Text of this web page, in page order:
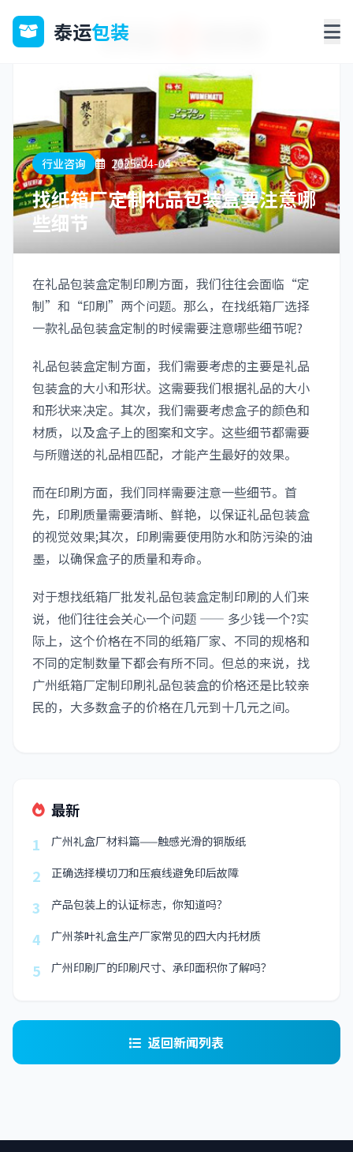
泰运包装
行业咨询 2025-04-04
找纸箱厂定制礼品包装盒要注意哪
些细节
在礼品包装盒定制印刷方面，我们往往会面临“定
制”和“印刷”两个问题。那么，在找纸箱厂选择
一款礼品包装盒定制的时候需要注意哪些细节呢?
礼品包装盒定制方面，我们需要考虑的主要是礼品
包装盒的大小和形状。这需要我们根据礼品的大小
和形状来决定。其次，我们需要考虑盒子的颜色和
材质，以及盒子上的图案和文字。这些细节都需要
与所赠送的礼品相匹配，才能产生最好的效果。
而在印刷方面，我们同样需要注意一些细节。首
先，印刷质量需要清晰、鲜艳，以保证礼品包装盒
的视觉效果;其次，印刷需要使用防水和防污染的油
墨，以确保盒子的质量和寿命。
对于想找纸箱厂批发礼品包装盒定制印刷的人们来
说，他们往往会关心一个问题 —— 多少钱一个?实
际上，这个价格在不同的纸箱厂家、不同的规格和
不同的定制数量下都会有所不同。但总的来说，找
广州纸箱厂定制印刷礼品包装盒的价格还是比较亲
民的，大多数盒子的价格在几元到十几元之间。
最新
1
广州礼盒厂材料篇——触感光滑的铜版纸
2 正确选择模切刀和压痕线避免印后故障
3 产品包装上的认证标志，你知道吗？
4 广州茶叶礼盒生产厂家常见的四大内托材质
5 广州印刷厂的印刷尺寸、承印面积你了解吗？
返回新闻列表